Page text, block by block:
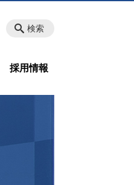
採用情報
検索